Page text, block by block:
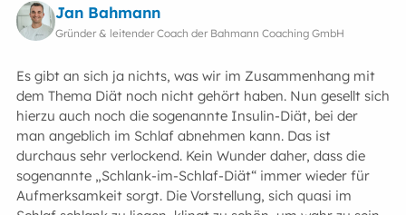
Jan Bahmann
Gründer & leitender Coach der Bahmann Coaching GmbH
Es gibt an sich ja nichts, was wir im Zusammenhang mit
dem Thema Diät noch nicht gehört haben. Nun gesellt sich
hierzu auch noch die sogenannte Insulin-Diät, bei der
man angeblich im Schlaf abnehmen kann. Das ist
durchaus sehr verlockend. Kein Wunder daher, dass die
sogenannte „Schlank-im-Schlaf-Diät“ immer wieder für
Aufmerksamkeit sorgt. Die Vorstellung, sich quasi im